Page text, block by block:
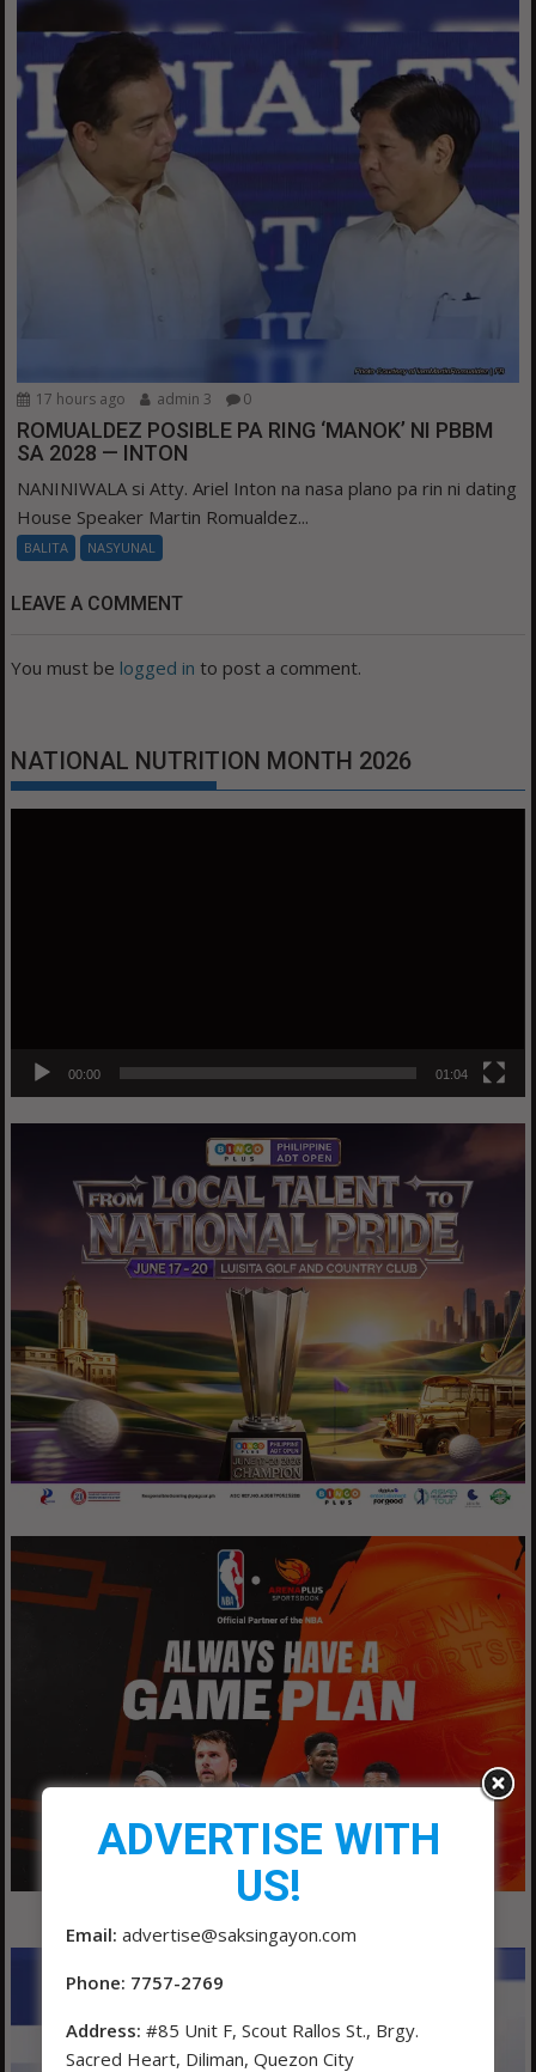
17 hours ago admin 3 0
ROMUALDEZ POSIBLE PA RING ‘MANOK’ NI PBBM
SA 2028 — INTON
NANINIWALA si Atty. Ariel Inton na nasa plano pa rin ni dating
House Speaker Martin Romualdez...
BALITA NASYUNAL
LEAVE A COMMENT
You must be logged in to post a comment.
NATIONAL NUTRITION MONTH 2026
00:00 01:04
ADVERTISE WITH
US!
Email: advertise@saksingayon.com
Phone: 7757-2769
Address: #85 Unit F, Scout Rallos St., Brgy.
Sacred Heart, Diliman, Quezon City